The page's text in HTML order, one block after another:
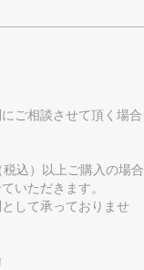
ご相談させて頂く場合
込）以上ご購入の場合
いただきます。
して承っておりませ